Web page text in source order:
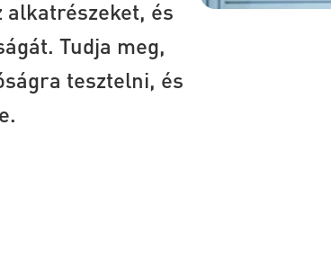
alkatrészeket, és
Tudja meg,
tesztelni, és